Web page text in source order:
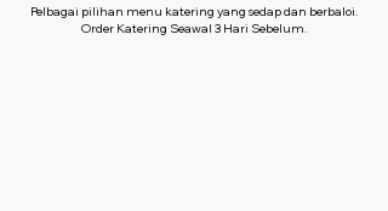
Pelbagai pilihan menu katering yang sedap dan berbaloi.
Order Katering Seawal 3 Hari Sebelum.